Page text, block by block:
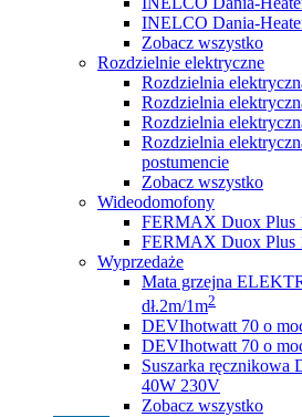
INELCO Dania-
Zobacz wszystko
Rozdzielnie elektryczne
Rozdzielnia
Rozdzielnia
Rozdzielnia
Rozdzielnia
postumencie
Zobacz wszystko
Wideodomofony
FERMAX Duox Plus
FERMAX Duox
Wyprzedaże
Mata grzejna
dł.2m/1m2
DEVIhotwatt 70 o
DEVIhotwatt 70 o
Suszarka ręcznikowa
40W 230V
Zobacz wszystko